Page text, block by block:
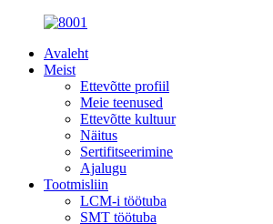
Avaleht
Meist
Ettevõtte profiil
Meie teenused
Ettevõtte kultuur
Näitus
Sertifitseerimine
Ajalugu
Tootmisliin
LCM-i töötuba
SMT töötuba